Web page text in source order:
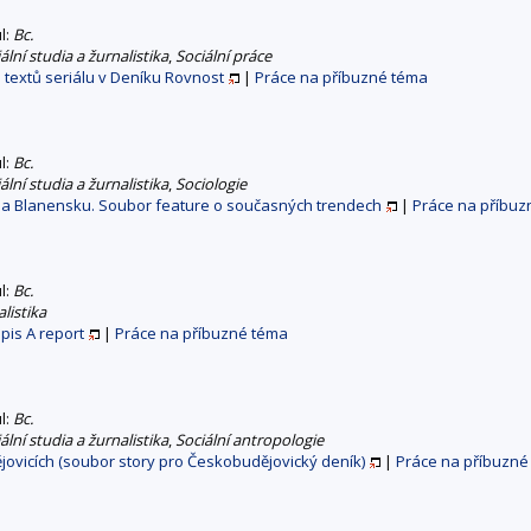
Bc.
studia a žurnalistika,Sociální práce
seriálu v Deníku Rovnost
| Práce na příbuzné téma
Bc.
studia a žurnalistika,Sociologie
Blanensku. Soubor feature o současných trendech
| Práce na
Bc.
A report
| Práce na příbuzné téma
Bc.
studia a žurnalistika,Sociální antropologie
(soubor story pro Českobudějovický deník)
| Práce na